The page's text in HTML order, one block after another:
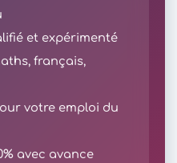
et expérimenté
français,
votre emploi du
avec avance